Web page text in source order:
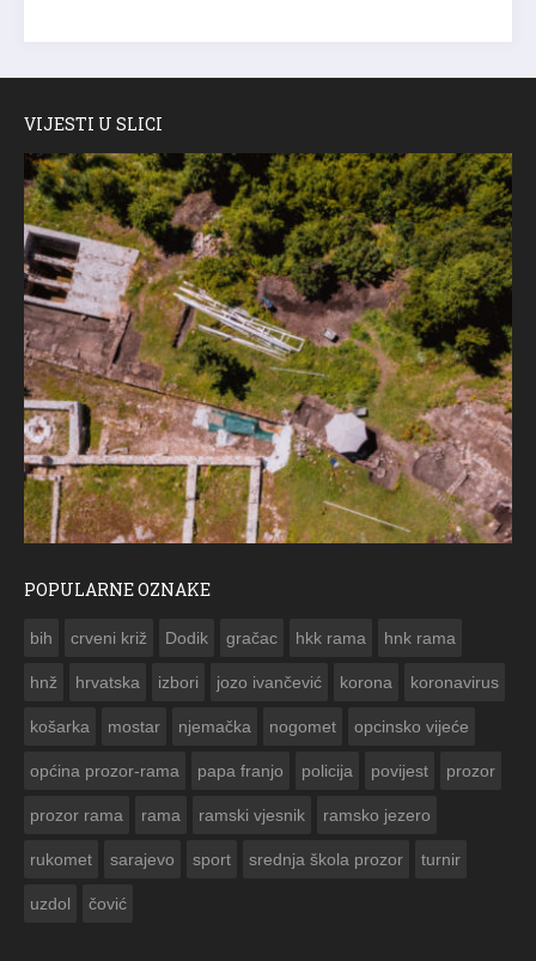
VIJESTI U SLICI
POPULARNE OZNAKE
bih crveni križ Dodik gračac hkk rama hnk rama
hnž hrvatska izbori jozo ivančević korona koronavirus
košarka mostar njemačka nogomet opcinsko vijeće
općina prozor-rama papa franjo policija povijest prozor
prozor rama rama ramski vjesnik ramsko jezero
rukomet sarajevo sport srednja škola prozor turnir
uzdol čović